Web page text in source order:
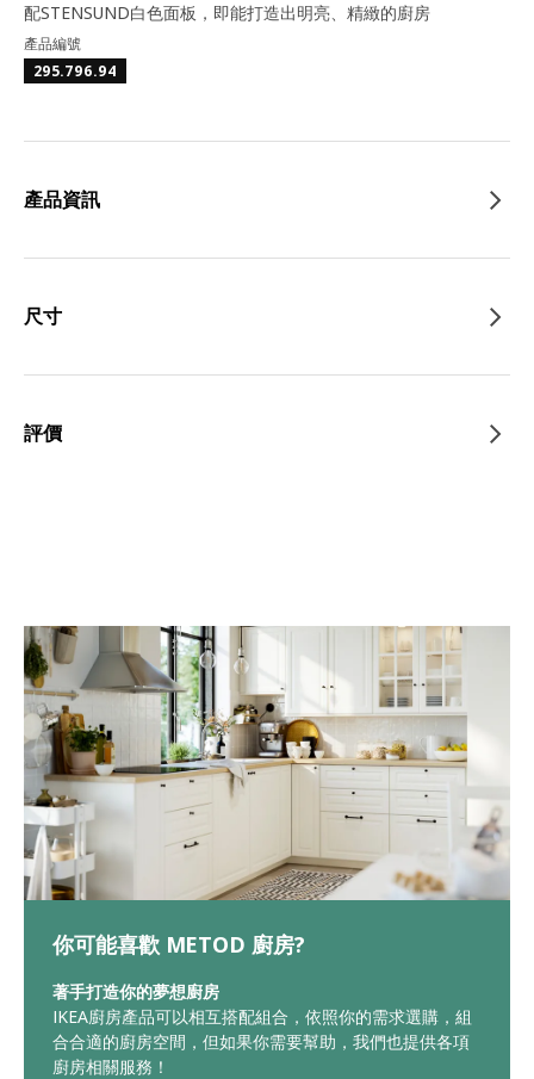
配STENSUND白色面板，即能打造出明亮、精緻的廚房
產品編號
295.796.94
產品資訊
尺寸
評價
你可能喜歡 METOD 廚房?
著手打造你的夢想廚房
IKEA廚房產品可以相互搭配組合，依照你的需求選購，組
合合適的廚房空間，但如果你需要幫助，我們也提供各項
廚房相關服務！